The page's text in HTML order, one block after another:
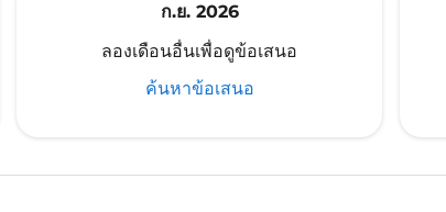
ก.ย. 2026
ลองเดือนอื่นเพื่อดูข้อเสนอ
ค้นหาข้อเสนอ